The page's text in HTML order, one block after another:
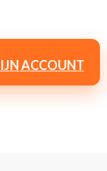
ACCOUNT